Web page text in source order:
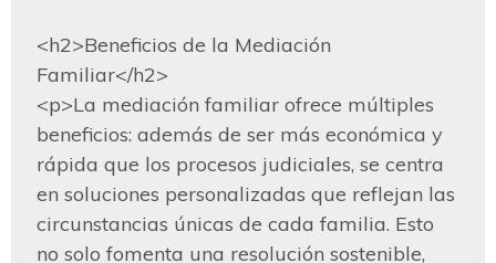
<h2>Beneficios de la Mediación
Familiar</h2>
<p>La mediación familiar ofrece múltiples
beneficios: además de ser más económica y
rápida que los procesos judiciales, se centra
en soluciones personalizadas que reflejan las
circunstancias únicas de cada familia. Esto
no solo fomenta una resolución sostenible,